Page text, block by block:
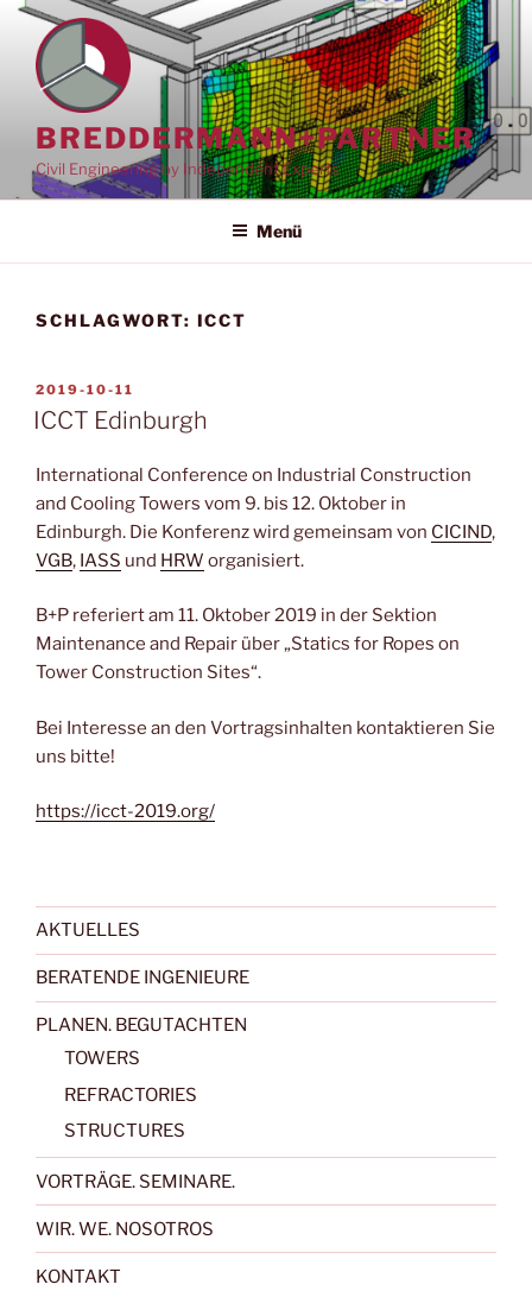
Zum
Inhalt
springen
BREDDERMANN+PARTNER
Civil Engineering by Independent Experts
Menü
SCHLAGWORT: ICCT
VERÖFFENTLICHT
AM
2019-10-11
ICCT Edinburgh
International Conference on Industrial Construction
and Cooling Towers vom 9. bis 12. Oktober in
Edinburgh. Die Konferenz wird gemeinsam von CICIND,
VGB, IASS und HRW organisiert.
B+P referiert am 11. Oktober 2019 in der Sektion
Maintenance and Repair über „Statics for Ropes on
Tower Construction Sites“.
Bei Interesse an den Vortragsinhalten kontaktieren Sie
uns bitte!
https://icct-2019.org/
AKTUELLES
BERATENDE INGENIEURE
PLANEN. BEGUTACHTEN
TOWERS
REFRACTORIES
STRUCTURES
VORTRÄGE. SEMINARE.
WIR. WE. NOSOTROS
KONTAKT